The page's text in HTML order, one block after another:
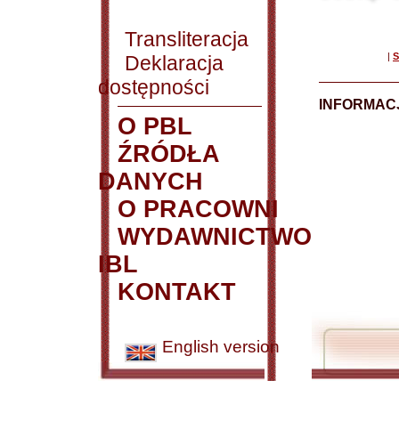
Transliteracja
Deklaracja
dostępności
O PBL
ŹRÓDŁA
DANYCH
O PRACOWNI
WYDAWNICTWO
IBL
KONTAKT
English version
|